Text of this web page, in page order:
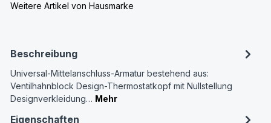
Weitere Artikel von Hausmarke
Beschreibung
Universal-Mittelanschluss-Armatur bestehend aus:
Ventilhahnblock Design-Thermostatkopf mit Nullstellung
Designverkleidung… Mehr
Eigenschaften